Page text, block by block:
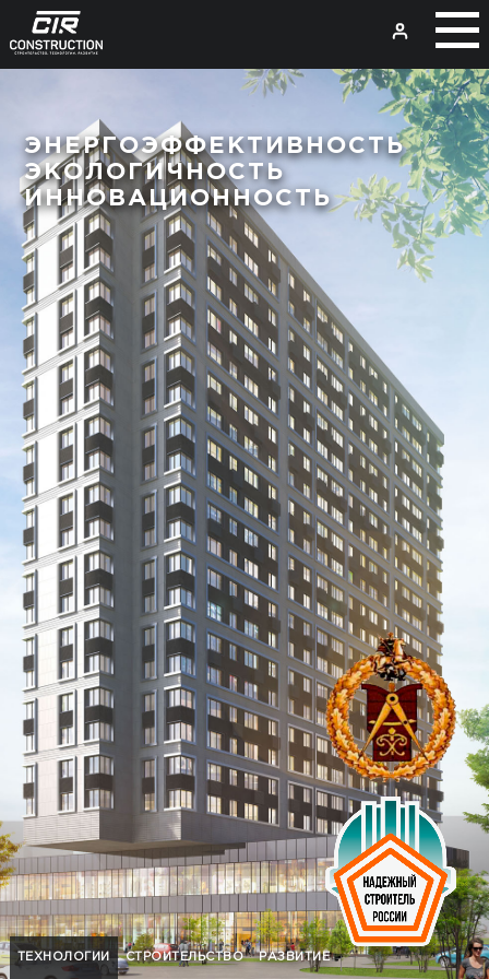
ЭНЕРГОЭФФЕКТИВНОСТЬ
ЭКОЛОГИЧНОСТЬ
ИННОВАЦИОННОСТЬ
ТЕХНОЛОГИИ СТРОИТЕЛЬСТВО РАЗВИТИЕ